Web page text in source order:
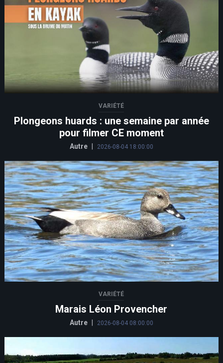
VARIÉTÉ
Plongeons huards : une semaine par année
pour filmer CE moment
Autre 2026-08-04 18:00:00
VARIÉTÉ
Marais Léon Provencher
Autre 2026-08-04 08:00:00